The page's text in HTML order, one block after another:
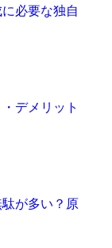
必要な独自
デメリット
が多い？原